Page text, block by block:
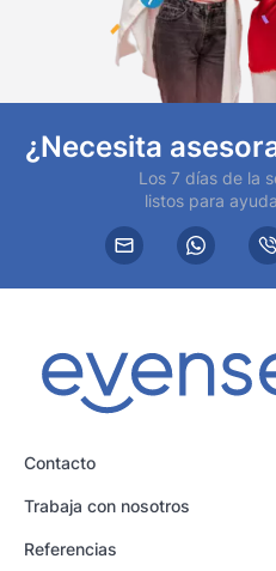
¿Necesita
Los 7 días de la
listos para
Contacto
Trabaja con nosotros
Referencias